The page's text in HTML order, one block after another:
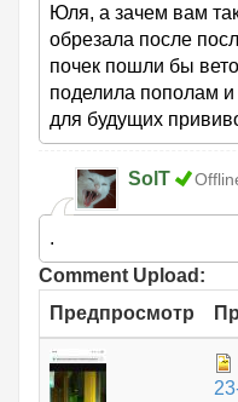
Юля, а зачем вам
обрезала после
почек пошли бы
поделила пополам и
для будущих
SolT
.
Comment Upload:
Предпросмотр